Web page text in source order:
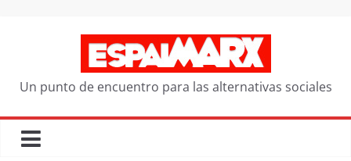
Un punto de encuentro para las alternativas sociales